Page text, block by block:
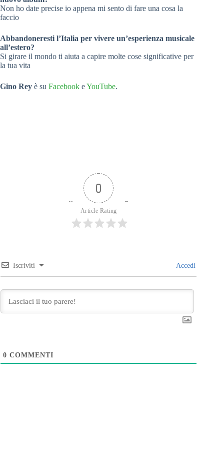
Non ho date precise io appena mi sento di fare una cosa la
faccio
Abbandoneresti l’Italia per vivere un’esperienza musicale
all’estero?
Si girare il mondo ti aiuta a capire molte cose significative per
la tua vita
Gino Rey è su Facebook eYouTube.
0
Article Rating
Iscriviti Accedi
0 COMMENTI